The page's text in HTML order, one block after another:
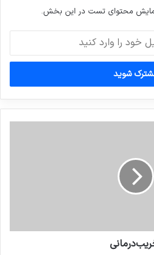
محتوای تست در این بخش.